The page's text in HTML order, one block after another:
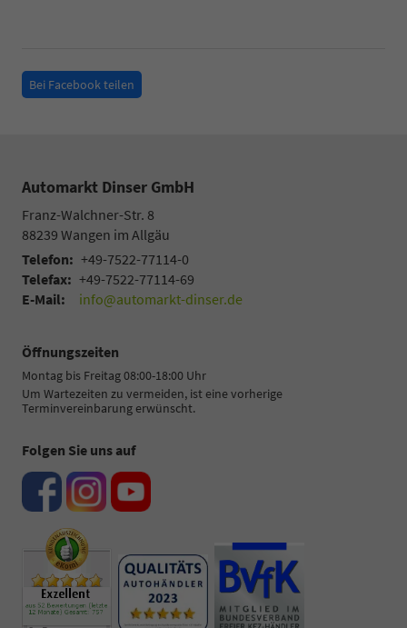
Bei Facebook teilen
Automarkt Dinser GmbH
Franz-Walchner-Str. 8
88239 Wangen im Allgäu
Telefon: +49-7522-77114-0
Telefax: +49-7522-77114-69
E-Mail:
info@automarkt-dinser.de
Öffnungszeiten
Montag bis Freitag 08:00-18:00 Uhr
Um Wartezeiten zu vermeiden, ist eine vorherige
Terminvereinbarung erwünscht.
Folgen Sie uns auf